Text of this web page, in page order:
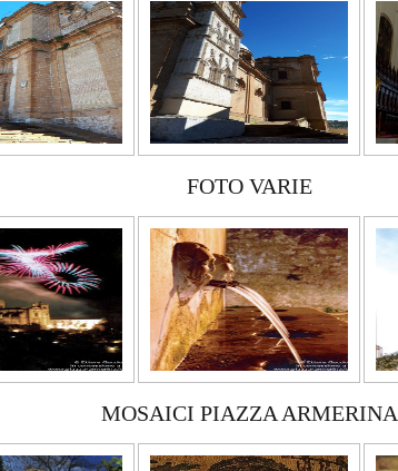
FOTO VARIE
MOSAICI PIAZZA ARMERINA